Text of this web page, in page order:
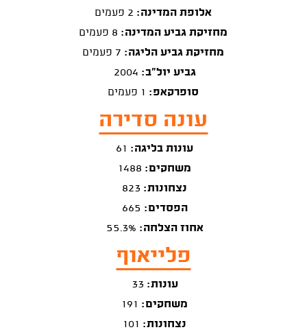
אלופת המדינה:
מחזיקת גביע המדינה:
מחזיקת גביע הליגה:
גביע יול"ב:
סופרקאפ:
עונה סדירה
עונות בליגה:
משחקים:
נצחונות:
הפסדים:
אחוז הצלחה:
פלייאוף
עונות:
משחקים:
נצחונות: